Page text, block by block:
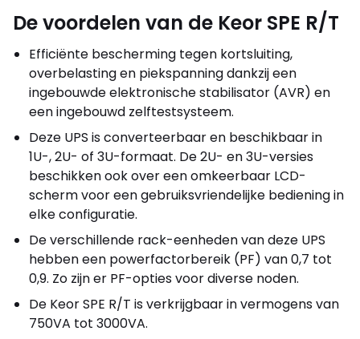
De voordelen van de Keor SPE R/T
Efficiënte bescherming tegen kortsluiting,
overbelasting en piekspanning dankzij een
ingebouwde elektronische stabilisator (AVR) en
een ingebouwd zelftestsysteem.
Deze UPS is converteerbaar en beschikbaar in
1U-, 2U- of 3U-formaat. De 2U- en 3U-versies
beschikken ook over een omkeerbaar LCD-
scherm voor een gebruiksvriendelijke bediening in
elke configuratie.
De verschillende rack-eenheden van deze UPS
hebben een powerfactorbereik (PF) van 0,7 tot
0,9. Zo zijn er PF-opties voor diverse noden.
De Keor SPE R/T is verkrijgbaar in vermogens van
750VA tot 3000VA.